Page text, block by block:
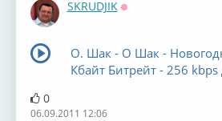
SKRUDJIK
О. Шак - О Шак -
Кбайт Битрейт - 256 kbps
0
06.09.2011 12:06